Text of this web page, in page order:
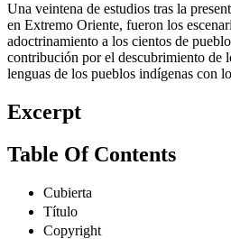
Una veintena de estudios tras la
en Extremo Oriente, fueron los
adoctrinamiento a los cientos de
contribución por el descubrimiento de
lenguas de los pueblos indígenas con
Excerpt
Table Of Contents
Cubierta
Título
Copyright